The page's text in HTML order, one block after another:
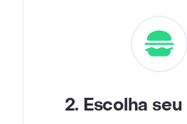
2. Escolha